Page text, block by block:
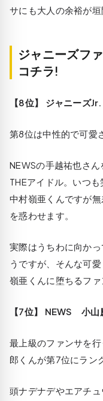
サにも大人の余裕が垣
ジャニーズフ
コチラ!
【8位】 ジャニーズ
第8位は中性的で可愛
NEWSの手越祐也さ
THEアイドル。いつ
中村嶺亜くんですが
を惑わせます。
実際はうちわに向か
うですが、そんな可
嶺亜くんに堕ちるファ
【7位】 NEWS 小山
最上級のファンサを
郎くんが第7位にラン
頭ナデナデやエアチ